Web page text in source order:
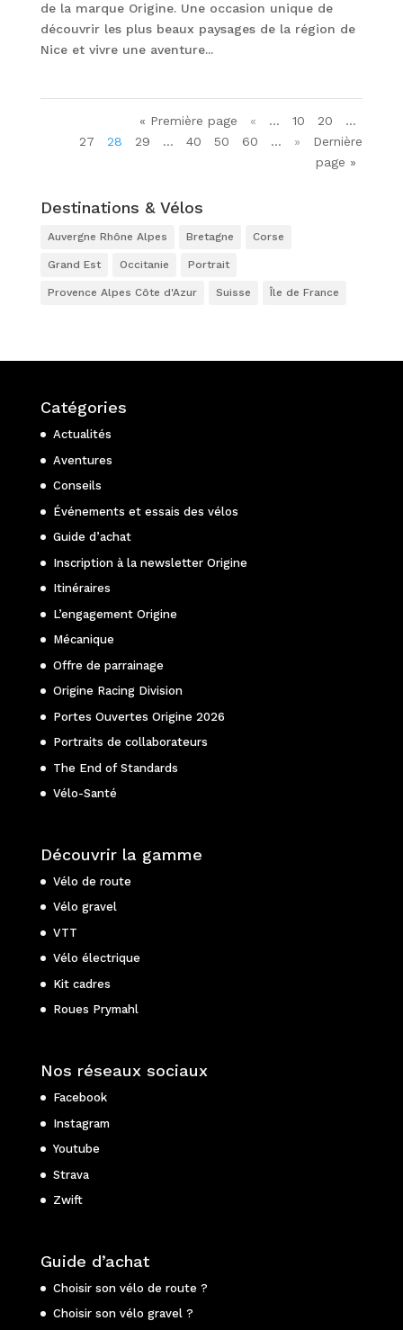
de la marque Origine. Une occasion unique de
découvrir les plus beaux paysages de la région de
Nice et vivre une aventure...
« Première page « … 10 20
…
27
28 29 … 40 50 60 … »
Dernière
page »
Destinations & Vélos
Auvergne Rhône Alpes Bretagne Corse
Grand Est Occitanie Portrait
Provence Alpes Côte d'Azur Suisse Île de France
Catégories
Actualités
Aventures
Conseils
Événements et essais des vélos
Guide d’achat
Inscription à la newsletter Origine
Itinéraires
L’engagement Origine
Mécanique
Offre de parrainage
Origine Racing Division
Portes Ouvertes Origine 2026
Portraits de collaborateurs
The End of Standards
Vélo-Santé
Découvrir la gamme
Vélo de route
Vélo gravel
VTT
Vélo électrique
Kit cadres
Roues Prymahl
Nos réseaux sociaux
Facebook
Instagram
Youtube
Strava
Zwift
Guide d’achat
Choisir son vélo de route ?
Choisir son vélo gravel ?